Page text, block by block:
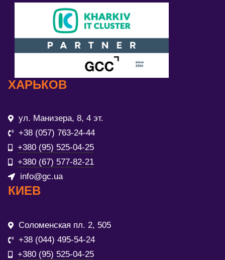
ХАРЬКОВ
ул. Манизера, 8, 4 эт.
+38 (057) 763-24-44
+380 (95) 525-04-25
+380 (67) 577-82-21
info@gc.ua
КИЕВ
Соломенская пл. 2, 505
+38 (044) 495-54-24
+380 (95) 525-04-25